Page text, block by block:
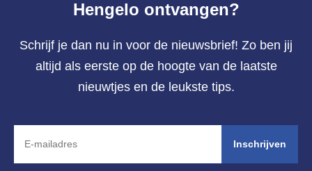
Hengelo ontvangen?
Schrijf je dan nu in voor de nieuwsbrief! Zo ben jij
altijd als eerste op de hoogte van de laatste
nieuwtjes en de leukste tips.
Inschrijven